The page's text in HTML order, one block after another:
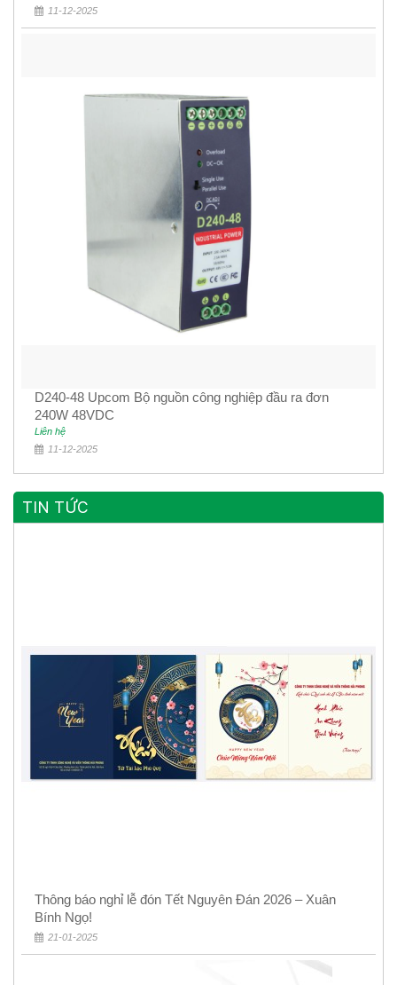
11-12-2025
D240-48 Upcom Bộ nguồn công nghiệp đầu ra đơn
240W 48VDC
Liên hệ
11-12-2025
TIN TỨC
Thông báo nghỉ lễ đón Tết Nguyên Đán 2026 – Xuân
Bính Ngọ!
21-01-2025